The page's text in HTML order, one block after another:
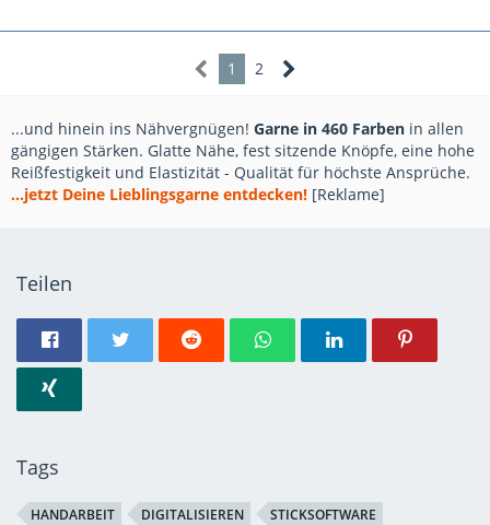
1 2
...und hinein ins Nähvergnügen! Garne in 460 Farben in allen
gängigen Stärken. Glatte Nähe, fest sitzende Knöpfe, eine hohe
Reißfestigkeit und Elastizität - Qualität für höchste Ansprüche.
...jetzt Deine Lieblingsgarne entdecken! [Reklame]
Teilen
Tags
HANDARBEIT DIGITALISIEREN
STICKSOFTWARE